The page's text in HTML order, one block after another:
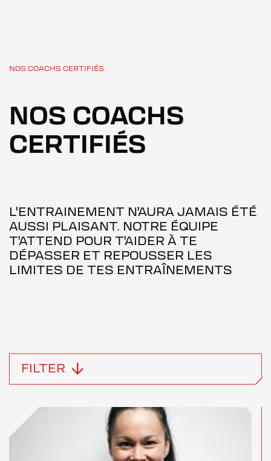
NOS COACHS CERTIFIÉS
NOS COACHS
CERTIFIÉS
L'ENTRAINEMENT N'AURA JAMAIS ÉTÉ
AUSSI PLAISANT. NOTRE ÉQUIPE
T'ATTEND POUR T'AIDER À TE
DÉPASSER ET REPOUSSER LES
LIMITES DE TES ENTRAÎNEMENTS
FILTER